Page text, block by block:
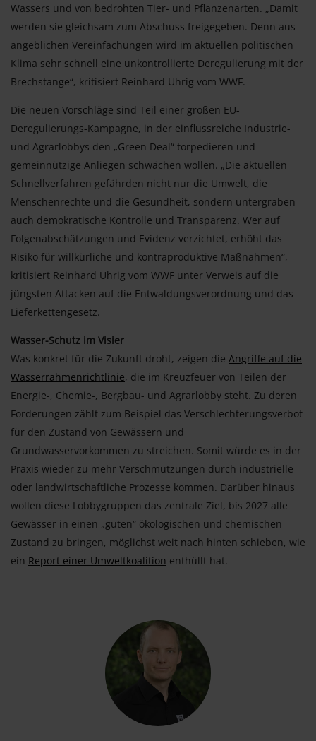
Wassers und von bedrohten Tier- und Pflanzenarten. „Damit
werden sie gleichsam zum Abschuss freigegeben. Denn aus
angeblichen Vereinfachungen wird im aktuellen politischen
Klima sehr schnell eine unkontrollierte Deregulierung mit der
Brechstange“, kritisiert Reinhard Uhrig vom WWF.
Die neuen Vorschläge sind Teil einer großen EU-
Deregulierungs-Kampagne, in der einflussreiche Industrie-
und Agrarlobbys den „Green Deal“ torpedieren und
gemeinnützige Anliegen schwächen wollen. „Die aktuellen
Schnellverfahren gefährden nicht nur die Umwelt, die
Menschenrechte und die Gesundheit, sondern untergraben
auch demokratische Kontrolle und Transparenz. Wer auf
Folgenabschätzungen und Evidenz verzichtet, erhöht das
Risiko für willkürliche und kontraproduktive Maßnahmen“,
kritisiert Reinhard Uhrig vom WWF unter Verweis auf die
jüngsten Attacken auf die Entwaldungsverordnung und das
Lieferkettengesetz.
Wasser-Schutz im Visier
Was konkret für die Zukunft droht, zeigen die Angriffe auf die
Wasserrahmenrichtlinie, die im Kreuzfeuer von Teilen der
Energie-, Chemie-, Bergbau- und Agrarlobby steht. Zu deren
Forderungen zählt zum Beispiel das Verschlechterungsverbot
für den Zustand von Gewässern und
Grundwasservorkommen zu streichen. Somit würde es in der
Praxis wieder zu mehr Verschmutzungen durch industrielle
oder landwirtschaftliche Prozesse kommen. Darüber hinaus
wollen diese Lobbygruppen das zentrale Ziel, bis 2027 alle
Gewässer in einen „guten“ ökologischen und chemischen
Zustand zu bringen, möglichst weit nach hinten schieben, wie
ein Report einer Umweltkoalition enthüllt hat.